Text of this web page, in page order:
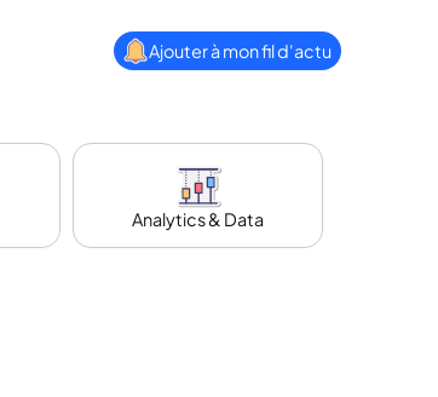
Ajouter à mon fil d'actu
Analytics & Data